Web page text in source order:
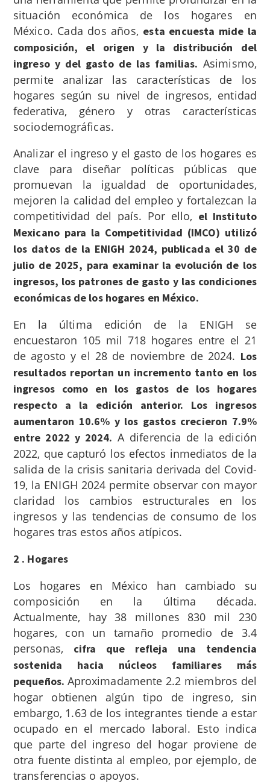
situación económica de los hogares en
México. Cada dos años, esta encuesta mide la
composición, el origen y la distribución del
ingreso y del gasto de las familias. Asimismo,
permite analizar las características de los
hogares según su nivel de ingresos, entidad
federativa, género y otras características
sociodemográficas.
Analizar el ingreso y el gasto de los hogares es
clave para diseñar políticas públicas que
promuevan la igualdad de oportunidades,
mejoren la calidad del empleo y fortalezcan la
competitividad del país. Por ello, el Instituto
Mexicano para la Competitividad (IMCO) utilizó
los datos de la ENIGH 2024, publicada el 30 de
julio de 2025, para examinar la evolución de los
ingresos, los patrones de gasto y las condiciones
económicas de los hogares en México.
En la última edición de la ENIGH se
encuestaron 105 mil 718 hogares entre el 21
de agosto y el 28 de noviembre de 2024. Los
resultados reportan un incremento tanto en los
ingresos como en los gastos de los hogares
respecto a la edición anterior. Los ingresos
aumentaron 10.6% y los gastos crecieron 7.9%
entre 2022 y 2024. A diferencia de la edición
2022, que capturó los efectos inmediatos de la
salida de la crisis sanitaria derivada del Covid-
19, la ENIGH 2024 permite observar con mayor
claridad los cambios estructurales en los
ingresos y las tendencias de consumo de los
hogares tras estos años atípicos.
2 . Hogares
Los hogares en México han cambiado su
composición en la última década.
Actualmente, hay 38 millones 830 mil 230
hogares, con un tamaño promedio de 3.4
personas, cifra que refleja una tendencia
sostenida hacia núcleos familiares más
pequeños. Aproximadamente 2.2 miembros del
hogar obtienen algún tipo de ingreso, sin
embargo, 1.63 de los integrantes tiende a estar
ocupado en el mercado laboral. Esto indica
que parte del ingreso del hogar proviene de
otra fuente distinta al empleo, por ejemplo, de
transferencias o apoyos.